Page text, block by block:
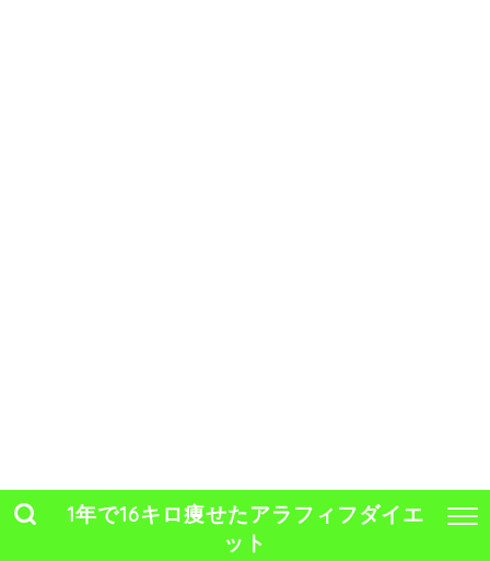
1年で16キロ痩せたアラフィフダイエ
ット